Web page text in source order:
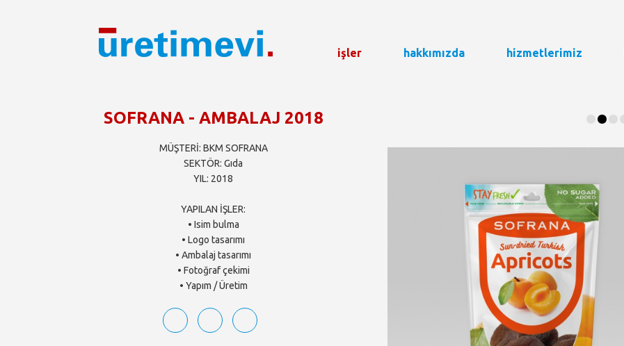
işler hakkımızda hizmetlerimiz
••
SOFRANA - AMBALAJ 2018
MÜŞTERİ: BKM SOFRANA
SEKTÖR: Gıda
YIL: 2018
YAPILAN İŞLER:
• Isim bulma
• Logo tasarımı
• Ambalaj tasarımı
• Fotoğraf çekimi
• Yapım / Üretim